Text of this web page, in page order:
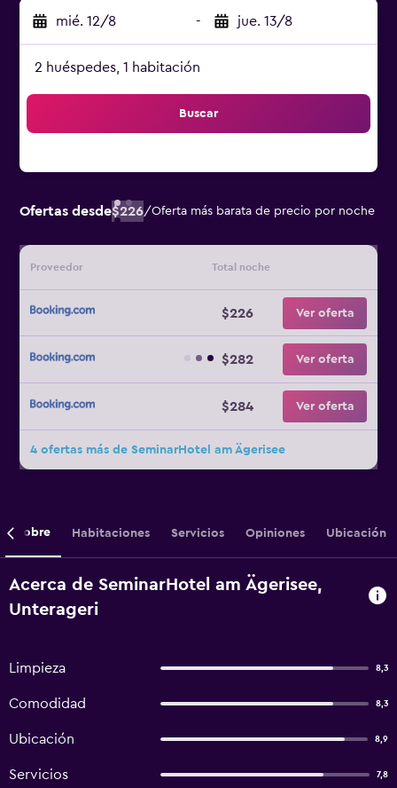
mié. 12/8 - jue. 13/8
2 huéspedes, 1 habitación
Buscar
Ofertas desde$226/Oferta más barata de precio por noche
Proveedor Total noche
$226 Ver oferta
$282 Ver oferta
$284 Ver oferta
4 ofertas más de SeminarHotel am Ägerisee
Sobre Habitaciones Servicios Opiniones Ubicación
Acerca de SeminarHotel am Ägerisee,
Unterageri
Limpieza 8,3
Comodidad 8,3
Ubicación 8,9
Servicios 7,8